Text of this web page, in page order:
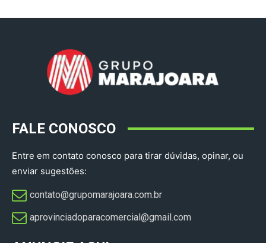
FALE CONOSCO
Entre em contato conosco para tirar dúvidas, opinar, ou
enviar sugestões:
contato@grupomarajoara.com.br
aprovinciadoparacomercial@gmail.com​